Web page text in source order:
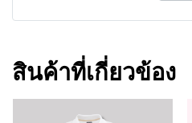
สินค้าที่เกี่ยวข้อง